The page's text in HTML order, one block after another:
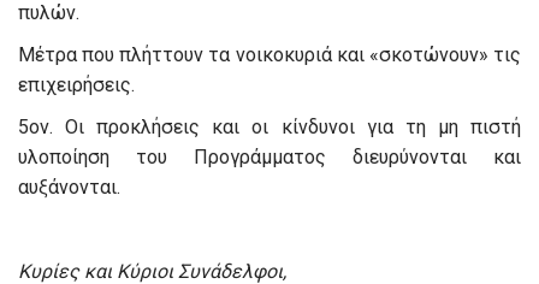
πυλών.
Μέτρα που πλήττουν τα νοικοκυριά και «σκοτώνουν» τις
επιχειρήσεις.
5ον. Οι προκλήσεις και οι κίνδυνοι για τη μη πιστή
υλοποίηση του Προγράμματος διευρύνονται και
αυξάνονται.
Κυρίες και Κύριοι Συνάδελφοι,